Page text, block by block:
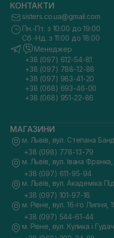
КОНТАКТИ
sisters.co.ua@gmail.com
Пн.-Пт. з 10:00 до 19:00
Сб.-Нд. з 11:00 до 18:00
Менеджер
+38 (097) 612-54-81
+38 (097) 788-12-88
+38 (097) 983-41-20
+38 (068) 693-46-00
+38 (068) 951-22-86
МАГАЗИНИ
м. Львів, вул. Степана
+38 (098) 778-13-79
м. Львів, вул. Івана
+38 (097) 611-95-94
м. Львів, вул. Академіка
+38 (097) 101-97-16
м. Рівне, вул. 16-го Липня,
+38 (097) 544-61-44
м. Рівне, вул. Кулика і